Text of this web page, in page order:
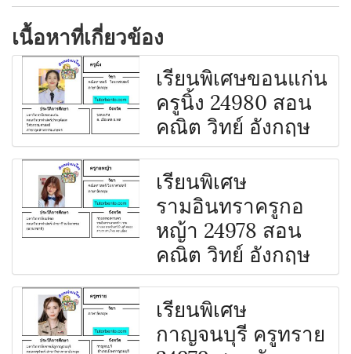
เนื้อหาที่เกี่ยวข้อง
เรียนพิเศษขอนแก่น
ครูนิ้ง 24980 สอน
คณิต วิทย์ อังกฤษ
เรียนพิเศษ
รามอินทราครูกอ
หญ้า 24978 สอน
คณิต วิทย์ อังกฤษ
เรียนพิเศษ
กาญจนบุรี ครูทราย